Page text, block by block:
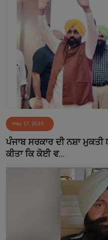
May 17, 2025
ਪੰਜਾਬ ਸਰਕਾਰ ਦੀ ਨਸ਼ਾ ਮੁਕਤੀ
ਕੀਤਾ ਕਿ ਕੋਈ ਵ...